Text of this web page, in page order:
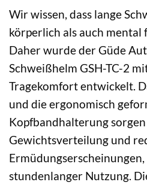
Wir wissen, dass lange
körperlich als auch mental
Daher wurde der Güde
Schweißhelm GSH-TC-2
Tragekomfort entwickelt.
und die ergonomisch
Kopfbandhalterung
Gewichtsverteilung und
Ermüdungserscheinungen,
stundenlanger Nutzung.